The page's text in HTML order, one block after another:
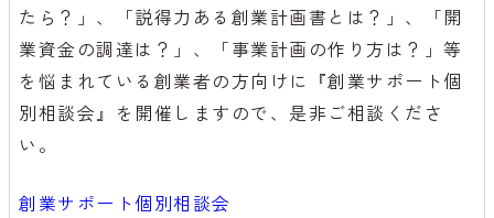
たら？」、「説得力ある創業計画書とは？」、「開
業資金の調達は？」、「事業計画の作り方は？」等
を悩まれている創業者の方向けに『創業サポート個
別相談会』を開催しますので、是非ご相談くださ
い。
創業サポート個別相談会